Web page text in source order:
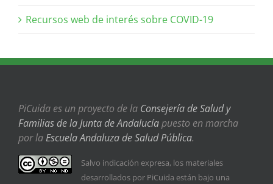
Recursos web de interés sobre COVID-19
PiCuida es un proyecto de la Consejería de Salud y
Familias de la Junta de Andalucíapuesto en marcha
por laEscuela Andaluza de Salud Pública.
Salvo indicación expresa, los materiales
desarrollados por PiCuida están bajo una